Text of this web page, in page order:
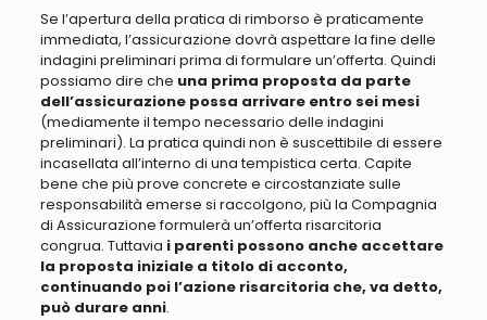
Se l’apertura della pratica di rimborso è praticamente
immediata, l’assicurazione dovrà aspettare la fine delle
indagini preliminari prima di formulare un’offerta. Quindi
possiamo dire che una prima proposta da parte
dell’assicurazione possa arrivare entro sei mesi
(mediamente il tempo necessario delle indagini
preliminari). La pratica quindi non è suscettibile di essere
incasellata all’interno di una tempistica certa. Capite
bene che più prove concrete e circostanziate sulle
responsabilità emerse si raccolgono, più la Compagnia
di Assicurazione formulerà un’offerta risarcitoria
congrua. Tuttavia i parenti possono anche accettare
la proposta iniziale a titolo di acconto,
continuando poi l’azione risarcitoria che, va detto,
può durare anni.